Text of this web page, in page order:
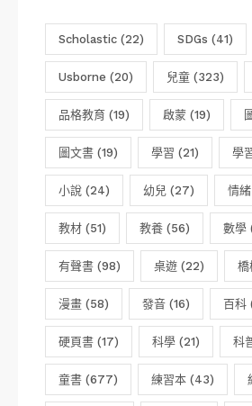
Scholastic (22) SDGs (41)
Usborne (20) 兒童 (323)
品格教育 (19) 啟蒙 (19)
圖文書 (19) 學習 (21) 學
小說 (24) 幼兒 (27) 情緒
教材 (51) 教養 (56) 數學
有聲書 (98) 桌遊 (22) 橋
漫畫 (58) 發音 (16) 百科
硬頁書 (17) 科學 (21) 科
童書 (677) 練習本 (43)